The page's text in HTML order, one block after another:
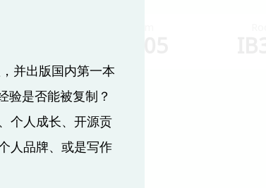
并出版国内第一本
验是否能被复制？
个人成长、开源贡
人品牌、或是写作